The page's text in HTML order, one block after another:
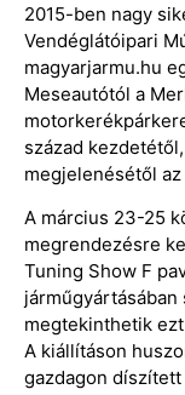
2015-ben nagy
Vendéglátóipari
magyarjarmu.hu
Meseautótól a
század
megjelenésétől
A március 23-25
megrendezésre
Tuning Show F
megtekinthetik
A kiállításon
gazdagon